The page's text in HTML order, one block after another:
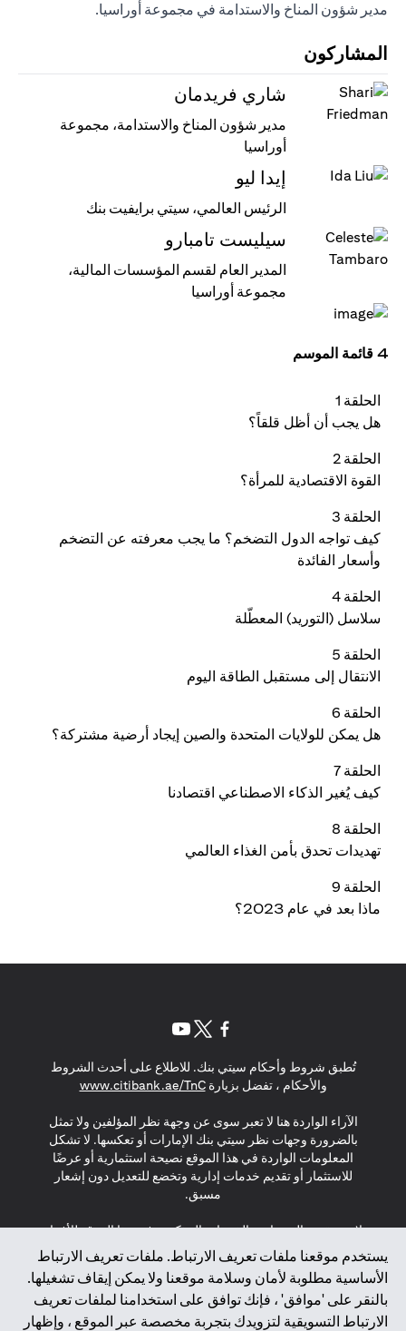
مدير شؤون المناخ والاستدامة في مجموعة أوراسيا.
المشاركون
شاري فريدمان
مدير شؤون المناخ والاستدامة، مجموعة
أوراسيا
إيدا ليو
الرئيس العالمي، سيتي برايفيت بنك
سيليست تامبارو
المدير العام لقسم المؤسسات المالية،
مجموعة أوراسيا
4 قائمة الموسم
الحلقة 1
هل يجب أن أظل قلقاً؟
الحلقة 2
القوة الاقتصادية للمرأة؟
الحلقة 3
كيف تواجه الدول التضخم؟ ما يجب معرفته عن التضخم
وأسعار الفائدة
الحلقة 4
سلاسل (التوريد) المعطّلة
الحلقة 5
الانتقال إلى مستقبل الطاقة اليوم
الحلقة 6
هل يمكن للولايات المتحدة والصين إيجاد أرضية مشتركة؟
الحلقة 7
كيف يُغير الذكاء الاصطناعي اقتصادنا
الحلقة 8
تهديدات تحدق بأمن الغذاء العالمي
الحلقة 9
ماذا بعد في عام 2023؟
يستخدم موقعنا ملفات تعريف الارتباط. ملفات تعريف الارتباط
الأساسية مطلوبة لأمان وسلامة موقعنا ولا يمكن إيقاف تشغيلها.
بالنقر على 'موافق' ، فإنك توافق على استخدامنا لملفات تعريف
الارتباط التسويقية لتزويدك بتجربة مخصصة عبر الموقع ، وإظهار
تُطبق شروط وأحكام سيتي بنك. للاطلاع على أحدث الشروط
والأحكام ، تفضل بزيارةwww.citibank.ae/TnC
in a new tab
الآراء الواردة هنا لا تعبر سوى عن وجهة نظر المؤلفين ولا تمثل
بالضرورة وجهات نظر سيتي بنك الإمارات أو تعكسها. لا تشكل
المعلومات الواردة في هذا الموقع نصيحة استثمارية أو عرضًا
للاستثمار أو تقديم خدمات إدارية وتخضع للتعديل دون إشعار
مسبق.
لا يتم تقديم المنتجات والخدمات المذكورة في هذا الموقع للأفراد
المقيمين في الاتحاد الأوروبي أو المنطقة الاقتصادية الأوروبية أو
سويسرا أو غيرنسي أو جيرسي أو موناكو أو سان مارينو أو
الفاتيكان أو جزيرة مان أو المملكة المتحدة أو خصوصية البيانات
(لائحة حماية البيانات العامة \ قانون حماية البيانات الشخصية
العامة \ قانون خصوصية نيوزيلندا). المحتوى الموجود في هذه